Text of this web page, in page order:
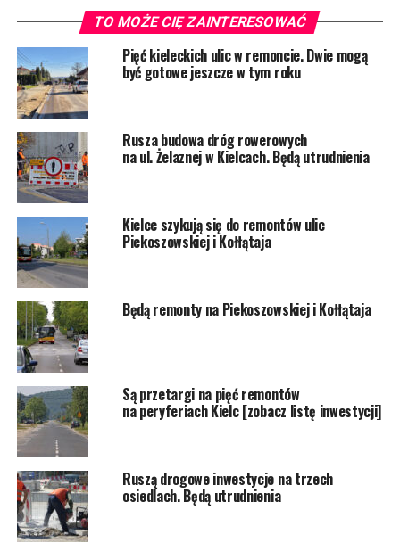
TO MOŻE CIĘ ZAINTERESOWAĆ
Pięć kieleckich ulic w remoncie. Dwie mogą
być gotowe jeszcze w tym roku
Rusza budowa dróg rowerowych
na ul. Żelaznej w Kielcach. Będą utrudnienia
Kielce szykują się do remontów ulic
Piekoszowskiej i Kołłątaja
Będą remonty na Piekoszowskiej i Kołłątaja
Są przetargi na pięć remontów
na peryferiach Kielc [zobacz listę inwestycji]
Ruszą drogowe inwestycje na trzech
osiedlach. Będą utrudnienia